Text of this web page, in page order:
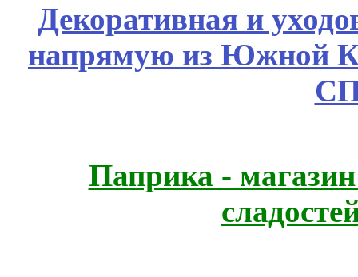
Декоративная и
напрямую из
Паприка -